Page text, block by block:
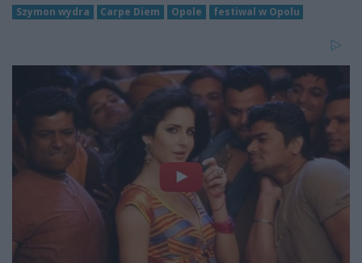
Szymon wydra
Carpe Diem Opole festiwal w Opolu